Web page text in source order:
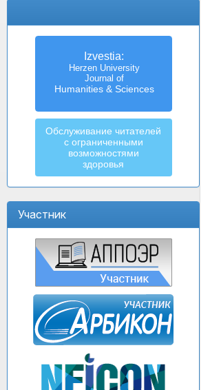
Izvestia:
Herzen University
Journal of
Humanities & Sciences
Обслуживание читателей
с ограниченными
возможностями
здоровья
Участник